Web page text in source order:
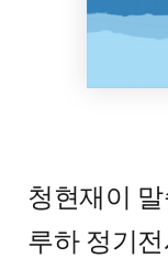
청현재이
루하 정기전